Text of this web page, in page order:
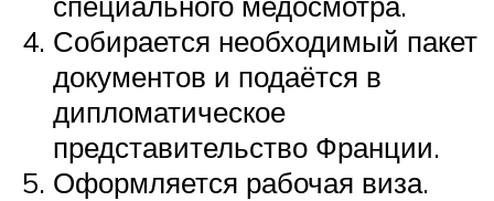
Собирается необходимый пакет
документов и подаётся в
дипломатическое
представительство Франции.
Оформляется рабочая виза.